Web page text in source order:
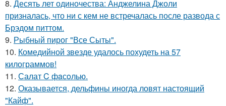
8. Десять лет одиночества: Анджелина Джоли
призналась, что ни с кем не встречалась после развода с
Брэдом питтом.
9. Рыбный пирог "Все Сыты".
10. Комедийной звезде удалось похудеть на 57
килограммов!
11. Салат C фaсoлью.
12. Оказывается, дельфины иногда ловят настоящий
"Кайф".